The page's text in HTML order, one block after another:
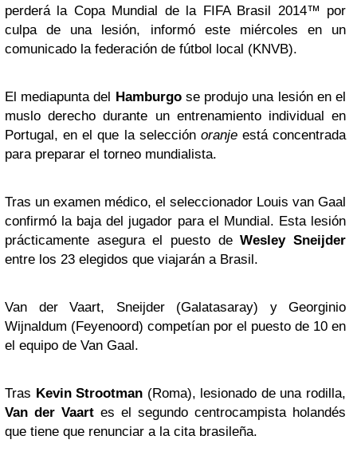
perderá la Copa Mundial de la FIFA Brasil 2014™ por
culpa de una lesión, informó este miércoles en un
comunicado la federación de fútbol local (KNVB).
El mediapunta del Hamburgose produjo una lesión en el
muslo derecho durante un entrenamiento individual en
Portugal, en el que la selección oranje está concentrada
para preparar el torneo mundialista.
Tras un examen médico, el seleccionador Louis van Gaal
confirmó la baja del jugador para el Mundial. Esta lesión
prácticamente asegura el puesto deWesley Sneijder
entre los 23 elegidos que viajarán a Brasil.
Van der Vaart, Sneijder (Galatasaray) y Georginio
Wijnaldum (Feyenoord) competían por el puesto de 10 en
el equipo de Van Gaal.
Tras Kevin Strootman (Roma), lesionado de una rodilla,
Van der Vaart es el segundo centrocampista holandés
que tiene que renunciar a la cita brasileña.